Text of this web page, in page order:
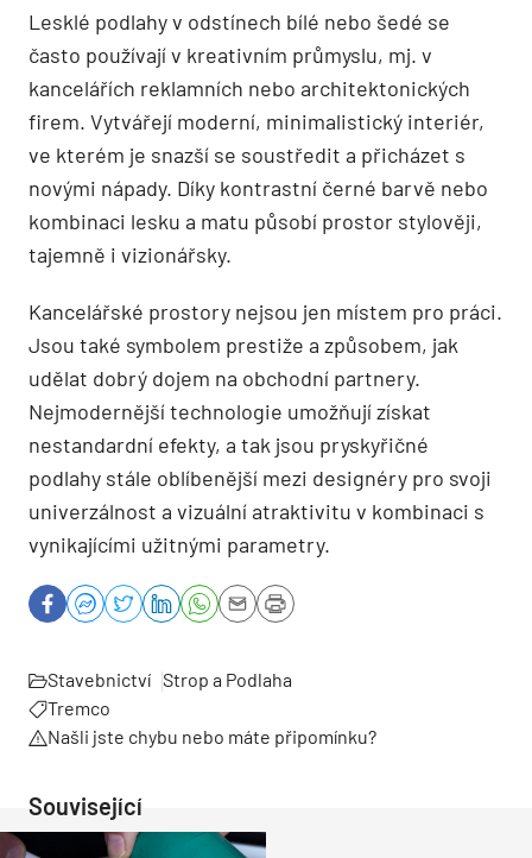
Lesklé podlahy v odstínech bílé nebo šedé se
často používají v kreativním průmyslu, mj. v
kancelářích reklamních nebo architektonických
firem. Vytvářejí moderní, minimalistický interiér,
ve kterém je snazší se soustředit a přicházet s
novými nápady. Díky kontrastní černé barvě nebo
kombinaci lesku a matu působí prostor stylověji,
tajemně i vizionářsky.
Kancelářské prostory nejsou jen místem pro práci.
Jsou také symbolem prestiže a způsobem, jak
udělat dobrý dojem na obchodní partnery.
Nejmodernější technologie umožňují získat
nestandardní efekty, a tak jsou pryskyřičné
podlahy stále oblíbenější mezi designéry pro svoji
univerzálnost a vizuální atraktivitu v kombinaci s
vynikajícími užitnými parametry.
Stavebnictví Strop a Podlaha
Tremco
Našli jste chybu nebo máte připomínku?
Související